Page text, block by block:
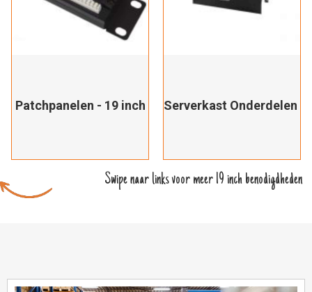
Patchpanelen - 19 inch Serverkast Onderdelen -
Swipe naar links voor meer 19 inch benodigdheden